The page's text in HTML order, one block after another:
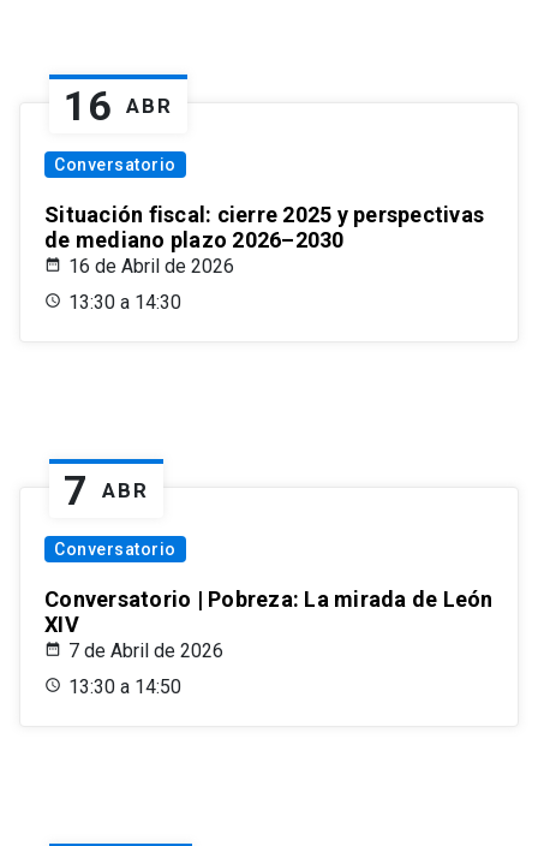
16 ABR
Conversatorio
Situación fiscal: cierre 2025 y perspectivas
de mediano plazo 2026–2030
16 de Abril de 2026
13:30 a 14:30
7 ABR
Conversatorio
Conversatorio | Pobreza: La mirada de León
XIV
7 de Abril de 2026
13:30 a 14:50